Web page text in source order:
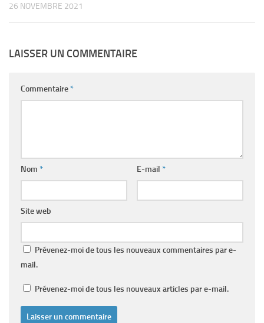
26 NOVEMBRE 2021
LAISSER UN COMMENTAIRE
Commentaire*
Nom * E-mail *
Site web
Prévenez-moi de tous les nouveaux commentaires par e-
mail.
Prévenez-moi de tous les nouveaux articles par e-mail.